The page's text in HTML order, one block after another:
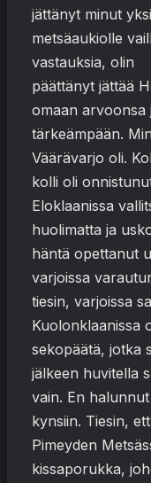
jättänyt minut
metsäaukiolle
vastauksia, olin
päättänyt jättää
omaan arvoonsa
tärkeämpään.
Väärävarjo oli.
kolli oli
Eloklaanissa
huolimatta ja
häntä opettanut
varjoissa
tiesin, varjoissa
Kuolonklaanissa
sekopäätä, jotka
jälkeen huvitella
vain. En
kynsiin. Tiesin,
Pimeyden
kissaporukka,